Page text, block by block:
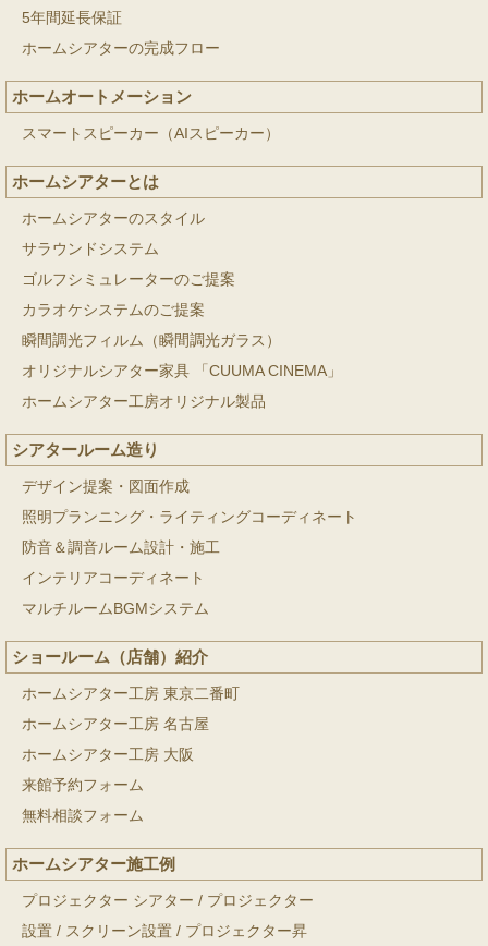
5年間延長保証
ホームシアターの完成フロー
ホームオートメーション
スマートスピーカー（AIスピーカー）
ホームシアターとは
ホームシアターのスタイル
サラウンドシステム
ゴルフシミュレーターのご提案
カラオケシステムのご提案
瞬間調光フィルム（瞬間調光ガラス）
オリジナルシアター家具 「CUUMA CINEMA」
ホームシアター工房オリジナル製品
シアタールーム造り
デザイン提案・図面作成
照明プランニング・ライティングコーディネート
防音＆調音ルーム設計・施工
インテリアコーディネート
マルチルームBGMシステム
ショールーム（店舗）紹介
ホームシアター工房 東京二番町
ホームシアター工房 名古屋
ホームシアター工房 大阪
来館予約フォーム
無料相談フォーム
ホームシアター施工例
プロジェクター シアター / プロジェクター
設置 / スクリーン設置 / プロジェクター昇